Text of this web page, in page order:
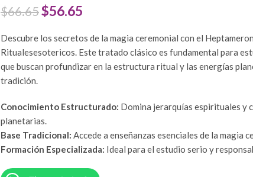
$66.65$56.65
Descubre los secretos de la magia ceremonial con el
Ritualesesotericos. Este tratado clásico es fundamental para
que buscan profundizar en la estructura ritual y las energías
tradición.
Conocimiento Estructurado: Domina jerarquías espirituales y
planetarias.
Base Tradicional: Accede a enseñanzas esenciales de la magia
Formación Especializada: Ideal para el estudio serio y